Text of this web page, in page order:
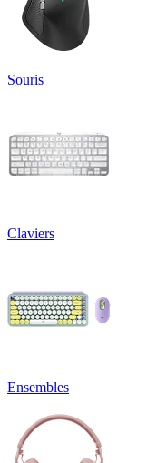
Souris
Claviers
Ensembles